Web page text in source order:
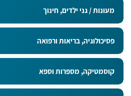
מעונות / גני ילדים, חינוך
פסיכולוגיה, בריאות ורפואה
קוסמטיקה, מספרות וספא